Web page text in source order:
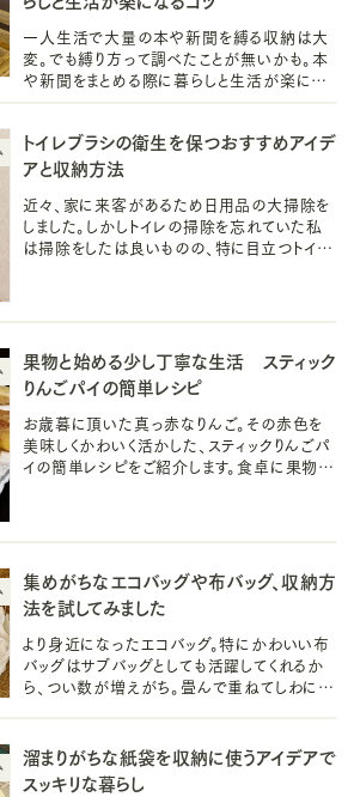
一人生活で大量の本や新聞を縛る収納は大
変。でも縛り方って調べたことが無いかも。本
や新聞をまとめる際に暮らしと生活が楽にな
トイレブラシの衛生を保つおすすめアイデ
アと収納方法
近々、家に来客があるため日用品の大掃除を
しました。しかしトイレの掃除を忘れていた私
は掃除をしたは良いものの、特に目立つトイレ
果物と始める少し丁寧な生活 スティック
りんごパイの簡単レシピ
お歳暮に頂いた真っ赤なりんご。その赤色を
美味しくかわいく活かした、スティックりんごパ
イの簡単レシピをご紹介します。食卓に果物が
集めがちなエコバッグや布バッグ、収納方
法を試してみました
より身近になったエコバッグ。特にかわいい布
バッグはサブバッグとしても活躍してくれるか
ら、つい数が増えがち。畳んで重ねてしわにな
溜まりがちな紙袋を収納に使うアイデアで
スッキリな暮らし